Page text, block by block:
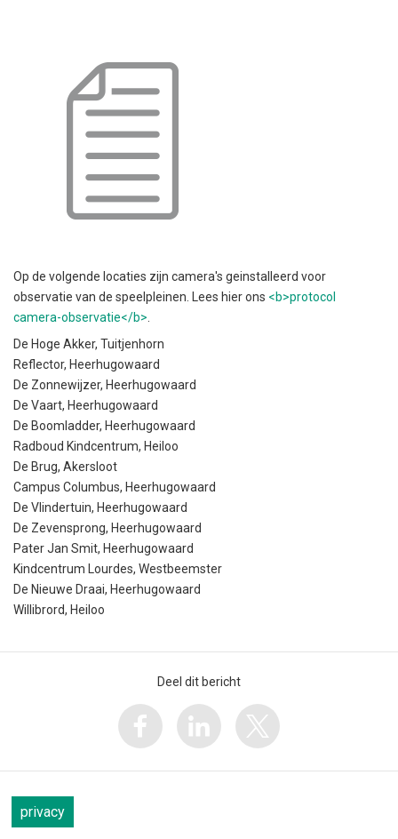
Op de volgende locaties zijn camera's geinstalleerd voor
observatie van de speelpleinen. Lees hier ons <b>protocol
camera-observatie</b>
De Hoge Akker, Tuitjenhorn
Reflector, Heerhugowaard
De Zonnewijzer, Heerhugowaard
De Vaart, Heerhugowaard
De Boomladder, Heerhugowaard
Radboud Kindcentrum, Heiloo
De Brug, Akersloot
Campus Columbus, Heerhugowaard
De Vlindertuin, Heerhugowaard
De Zevensprong, Heerhugowaard
Pater Jan Smit, Heerhugowaard
Kindcentrum Lourdes, Westbeemster
De Nieuwe Draai, Heerhugowaard
Willibrord, Heiloo
Deel dit bericht
privacy